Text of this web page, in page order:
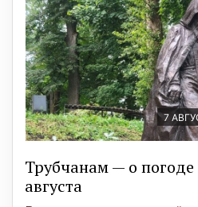
7
Трубчанам — о погоде
августа